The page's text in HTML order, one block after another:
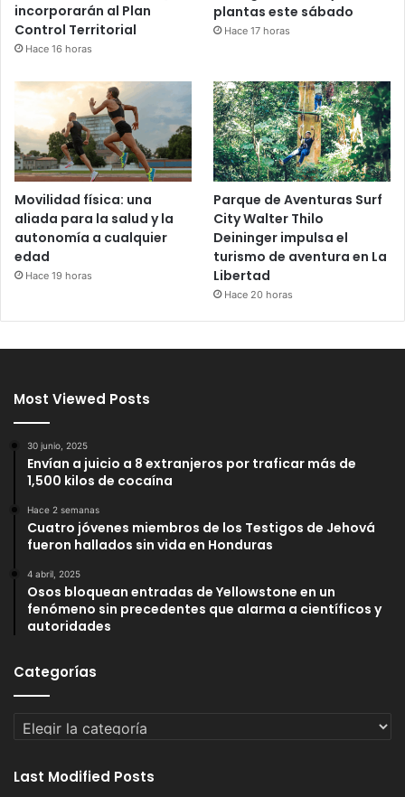
incorporarán al Plan
Control Territorial
Hace 16 horas
plantas este sábado
Hace 17 horas
Movilidad física: una
aliada para la salud y la
autonomía a cualquier
edad
Hace 19 horas
Parque de Aventuras Surf
City Walter Thilo
Deininger impulsa el
turismo de aventura en La
Libertad
Hace 20 horas
Most Viewed Posts
30 junio, 2025
Envían a juicio a 8 extranjeros por traficar más de
1,500 kilos de cocaína
Hace 2 semanas
Cuatro jóvenes miembros de los Testigos de Jehová
fueron hallados sin vida en Honduras
4 abril, 2025
Osos bloquean entradas de Yellowstone en un
fenómeno sin precedentes que alarma a científicos y
autoridades
Categorías
Categorías
Last Modified Posts